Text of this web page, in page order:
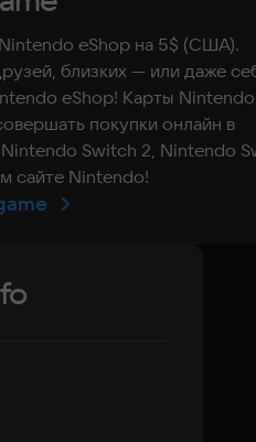
eShop на 5$ (США).
близких — или даже
eShop! Карты Nintendo
покупки онлайн в
Switch 2, Nintendo
сайте Nintendo!